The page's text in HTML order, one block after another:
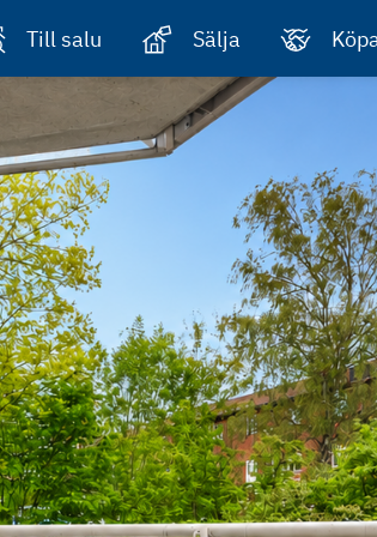
Till salu Sälja Köpa